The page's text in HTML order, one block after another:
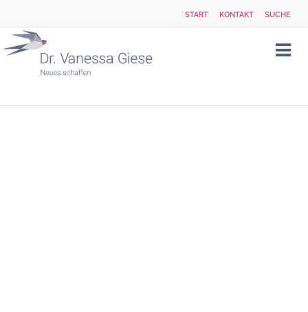
START KONTAKT SUCHE